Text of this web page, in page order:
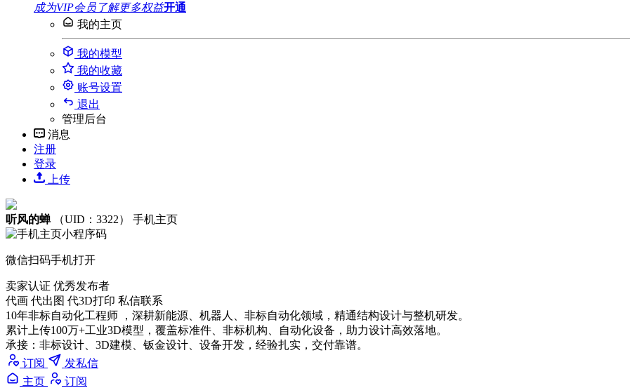
成为VIP会员 了解更多权益开通
我的主页
我的模型
我的收藏
账号设置
退出
管理后台
消息
注册
登录
上传
听风的蝉 （UID：3322） 手机主页
微信扫码手机打开
卖家认证 优秀发布者
代画 代出图 代3D打印 私信联系
10年非标自动化工程师 ，深耕新能源、机器人、非标自动化领域，精通结构设计与整机研发。
累计上传100万+工业3D模型，覆盖标准件、非标机构、自动化设备，助力设计高效落地。
承接：非标设计、3D建模、钣金设计、设备开发，经验扎实，交付靠谱。
订阅
发私信
主页
订阅